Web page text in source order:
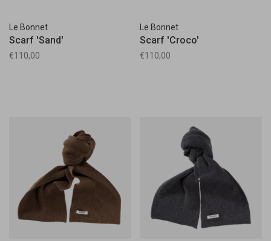
Le Bonnet
Scarf 'Sand'
€110,00
Le Bonnet
Scarf 'Croco'
€110,00